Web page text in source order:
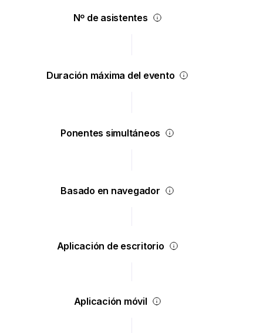
Nº de asistentes
Duración máxima del evento
Ponentes simultáneos
Basado en navegador
Aplicación de escritorio
Aplicación móvil